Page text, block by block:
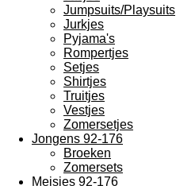
Jumpsuits/Playsuits
Jurkjes
Pyjama's
Rompertjes
Setjes
Shirtjes
Truitjes
Vestjes
Zomersetjes
Jongens 92-176
Broeken
Zomersets
Meisjes 92-176